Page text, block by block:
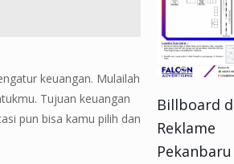
keuangan. Mulailah
Tujuan keuangan
pun bisa kamu pilih dan
Billboard
Reklame
Pekanbaru